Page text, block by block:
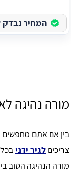
המחיר נבדק
מורה נהיגה
בין אם אתם מחפשים
צריכים לגיר ידני
מורה הנהיגה הטוב